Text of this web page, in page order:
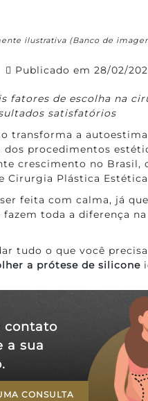
ilustrativa (Banco de
Publicado em 28/02/
fatores de escolha na
satisfatórios
transforma a
procedimentos
crescimento no Brasil,
Cirurgia Plástica Estética
feita com calma, já
toda a diferença
tudo o que você
a prótese de silicone
contato
a sua
CONSULTA